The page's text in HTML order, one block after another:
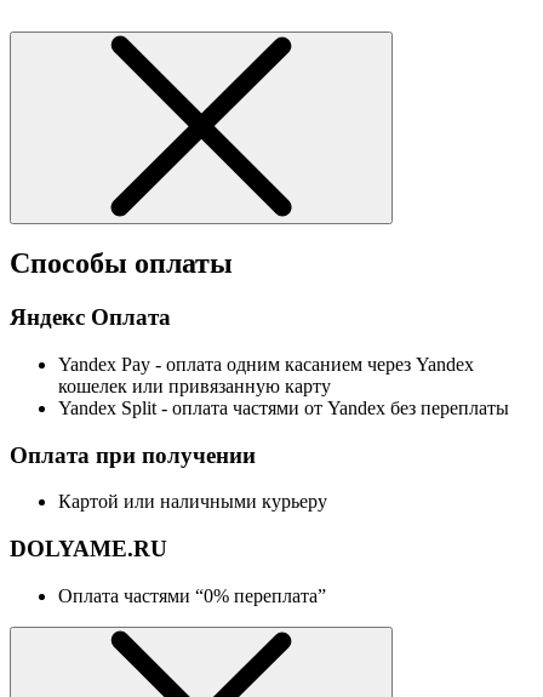
Способы оплаты
Яндекс Оплата
Yandex Pay - оплата одним касанием через Yandex
кошелек или привязанную карту
Yandex Split - оплата частями от Yandex без переплаты
Оплата при получении
Картой или наличными курьеру
DOLYAME.RU
Оплата частями “0% переплата”